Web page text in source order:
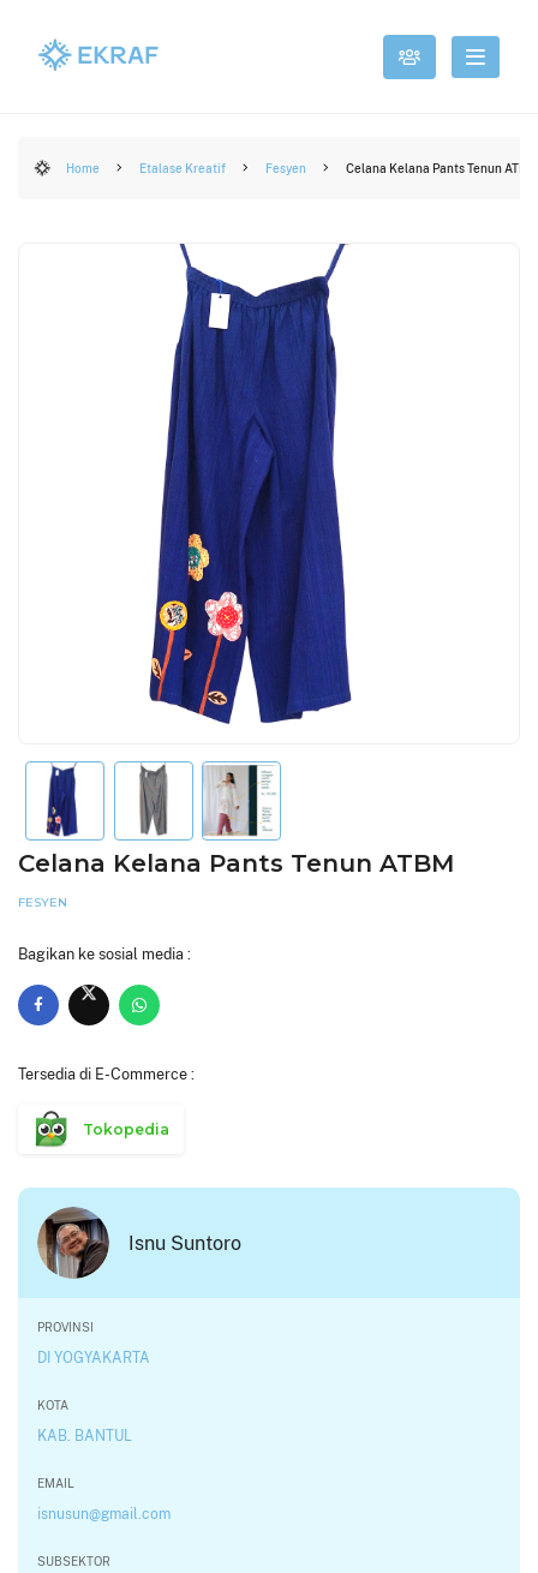
Home Etalase Kreatif Fesyen Celana Kelana Pants Tenun ATBM
Celana Kelana Pants Tenun ATBM
FESYEN
Bagikan ke sosial media :
Tersedia di E-Commerce :
Tokopedia
Isnu Suntoro
PROVINSI
DI YOGYAKARTA
KOTA
KAB. BANTUL
EMAIL
isnusun@gmail.com
SUBSEKTOR